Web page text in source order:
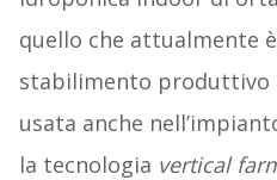
quello che attualmente
stabilimento produttivo
usata anche
la tecnologia vertical